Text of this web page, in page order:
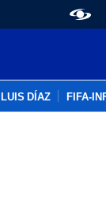
LUIS DÍAZ FIFA-